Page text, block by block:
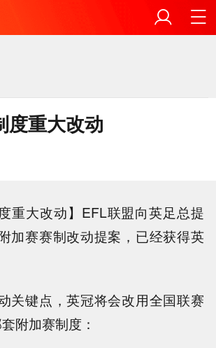
度重大改动
重大改动】EFL联盟向英足总提
加赛赛制改动提案，已经获得英
关键点，英冠将会改用全国联赛
附加赛制度：